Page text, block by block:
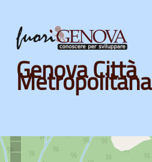
Skip
main
content
Genova Città
Metropolitana